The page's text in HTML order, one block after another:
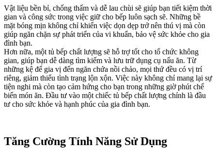
Vật liệu bền bỉ, chống thấm và dễ lau chùi sẽ giúp bạn tiết kiệm thời
gian và công sức trong việc giữ cho bếp luôn sạch sẽ. Những bề
mặt bóng mịn không chỉ khiến việc dọn dẹp trở nên thú vị mà còn
giúp ngăn chặn sự phát triển của vi khuẩn, bảo vệ sức khỏe cho gia
đình bạn.
Hơn nữa, một tủ bếp chất lượng sẽ hỗ trợ tốt cho tổ chức không
gian, giúp bạn dễ dàng tìm kiếm và lưu trữ dụng cụ nấu ăn. Từ
những kệ để gia vị đến ngăn chứa nồi chảo, mọi thứ đều có vị trí
riêng, giảm thiểu tình trạng lộn xộn. Việc này không chỉ mang lại sự
tiện nghi mà còn tạo cảm hứng cho bạn trong những giờ phút chế
biến món ăn. Đầu tư vào một chiếc tủ bếp chất lượng chính là đầu
tư cho sức khỏe và hạnh phúc của gia đình bạn.
Tăng Cường Tính Năng Sử Dụng